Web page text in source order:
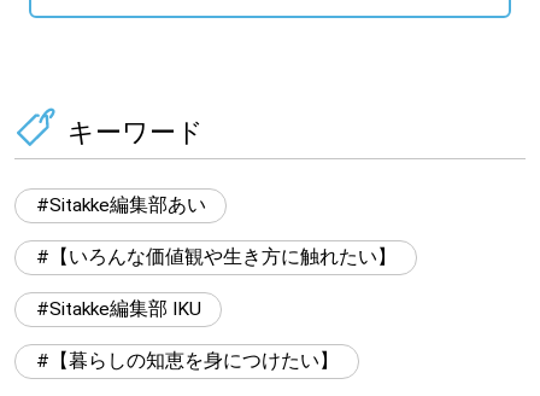
キーワード
Sitakke編集部あい
【いろんな価値観や生き方に触れたい】
Sitakke編集部 IKU
【暮らしの知恵を身につけたい】